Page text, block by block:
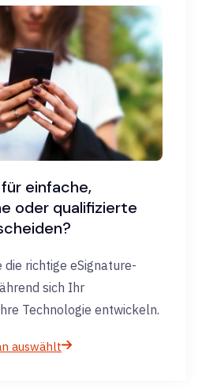
einfache,
oder qualifizierte
die richtige eSignature-
sich Ihr
Technologie entwickeln.
auswählt